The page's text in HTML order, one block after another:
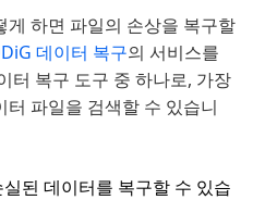
하면 파일의 손상을 복구할
데이터 복구의 서비스를
터 복구 도구 중 하나로, 가장
파일을 검색할 수 있습니
된 데이터를 복구할 수 있습